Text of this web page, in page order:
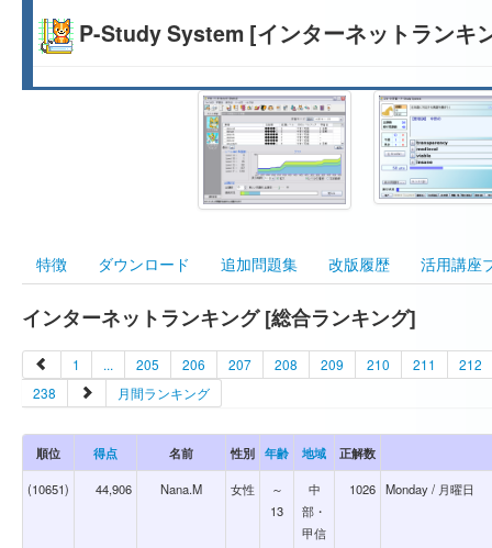
P-Study System [インターネットランキ
特徴 ダウンロード 追加問題集 改版履歴 活用講座
インターネットランキング [総合ランキング]
1 ... 205 206 207 208 209 210 211
212
238
月間ランキング
順位 得点 名前 性別 年齢 地域 正解数
(10651) 44,906 Nana.M 女性
～
13
中
部・
甲信
1026 Monday / 月曜日